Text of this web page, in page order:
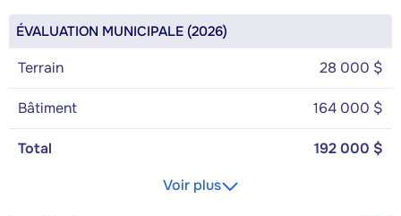
ÉVALUATION MUNICIPALE (2026)
Terrain 28 000 $
Bâtiment 164 000 $
Total
192 000 $
Voir plus